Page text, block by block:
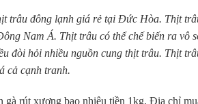
trâu đông lạnh giá rẻ tại Đức Hòa. Thịt
Nam Á. Thịt trâu có thể chế biến ra vô
đòi hỏi nhiều nguồn cung thịt trâu. Thịt
cả cạnh tranh.
gà rút xương bao nhiêu tiền 1kg, Địa chỉ